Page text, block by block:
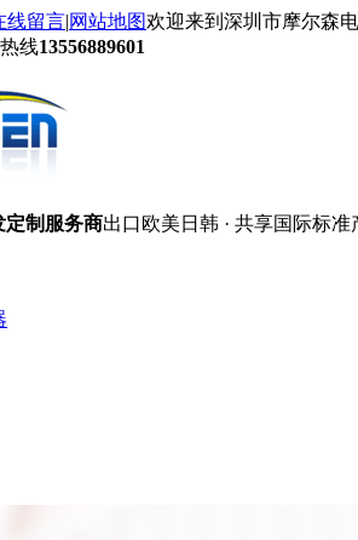
线留言|网站地图欢迎来到深圳市摩尔森
线13556889601
定制服务商出口欧美日韩 · 共享国际标准